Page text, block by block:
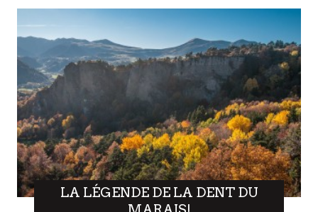
LA LÉGENDE DE LA DENT DU